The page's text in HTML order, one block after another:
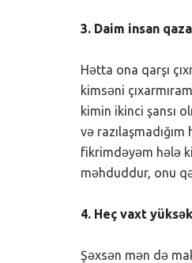
3. Daim insan
Hətta ona qarşı
kimsəni
kimin ikinci şansı
və
fikrimdəyəm hələ
məhduddur, onu
4. Heç vaxt
Şəxsən mən də